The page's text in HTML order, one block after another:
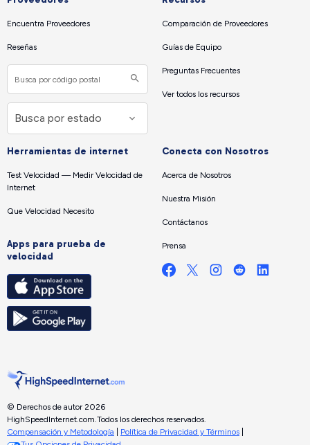
Encuentra Proveedores
Reseñas
Comparación de Proveedores
Guías de Equipo
Preguntas Frecuentes
Ver todos los recursos
Herramientas de internet
Test Velocidad — Medir Velocidad de
Internet
Que Velocidad Necesito
Apps para prueba de
velocidad
Conecta con Nosotros
Acerca de Nosotros
Nuestra Misión
Contáctanos
Prensa
© Derechos de autor 2026
HighSpeedInternet.com. Todos los derechos reservados.
Compensación y Metodología
Política de Privacidad y Términos